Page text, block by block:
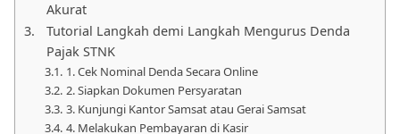
Akurat
Tutorial Langkah demi Langkah Mengurus Denda
Pajak STNK
1. Cek Nominal Denda Secara Online
2. Siapkan Dokumen Persyaratan
3. Kunjungi Kantor Samsat atau Gerai Samsat
4. Melakukan Pembayaran di Kasir